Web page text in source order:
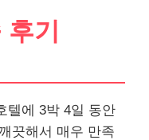
기
텔에 3박 4일 동안
끗해서 매우 만족